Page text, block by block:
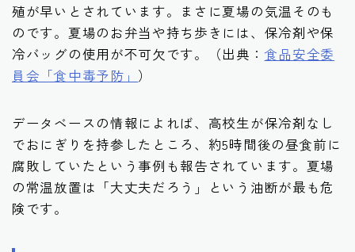
殖が早いとされています。まさに夏場の気温そのも
のです。夏場のお弁当や持ち歩きには、保冷剤や保
冷バッグの使用が不可欠です。（出典： 食品安全委
員会「食中毒予防」 ）
データベースの情報によれば、高校生が保冷剤なし
でおにぎりを持参したところ、約5時間後の昼食前に
腐敗していたという事例も報告されています。夏場
の常温放置は「大丈夫だろう」という油断が最も危
険です。